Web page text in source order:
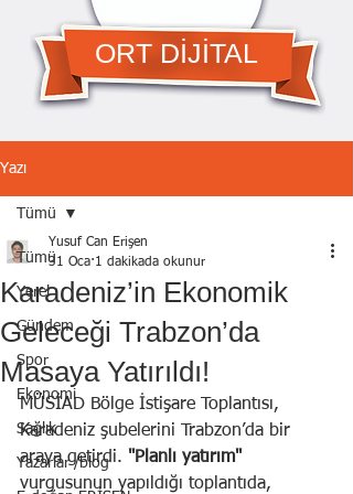
ORT DİJİTAL
Yazı
Tümü
Yerel
Gündem
Spor
Ekonomi
Sağlık
Yazarlar /blog
Tümü
Karadeniz’in Ekonomik
Geleceği Trabzon’da
Masaya Yatırıldı!
Yusuf Can Erişen
31 Oca 1 dakikada okunur
MÜSİAD Bölge İstişare Toplantısı,
Karadeniz şubelerini Trabzon’da bir
araya getirdi. "Planlı yatırım"
vurgusunun yapıldığı toplantıda,